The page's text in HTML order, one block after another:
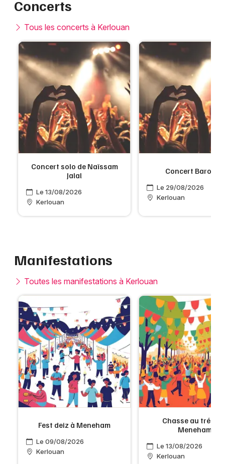
Concerts
Tous les concerts à Kerlouan
Concert solo de Naïssam
Jalal
Le 13/08/2026
Kerlouan
Concert Baroque
Le 29/08/2026
Kerlouan
Manifestations
Toutes les manifestations à Kerlouan
Fest deiz à Meneham
Le 09/08/2026
Kerlouan
Chasse au trésor
Meneham
Le 13/08/2026
Kerlouan